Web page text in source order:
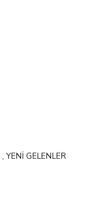
,YENİ GELENLER